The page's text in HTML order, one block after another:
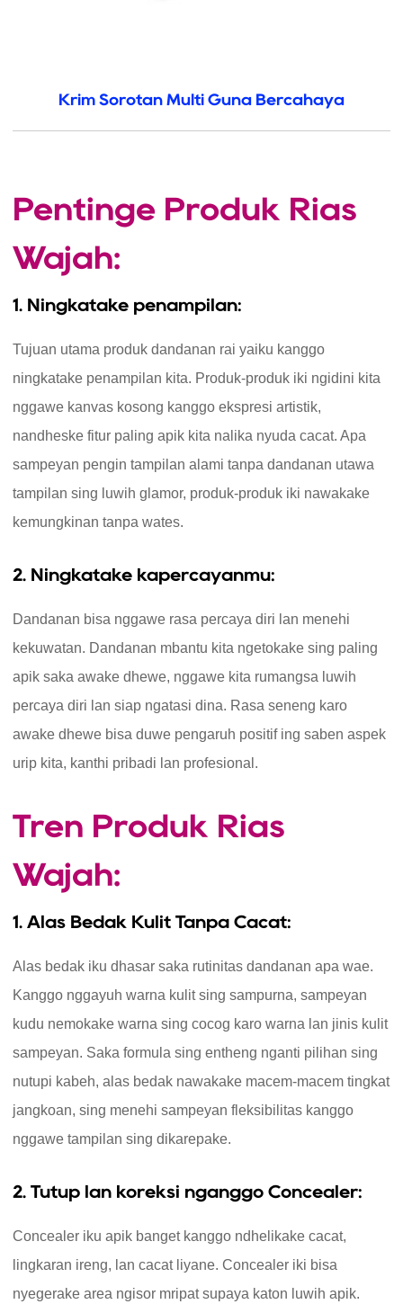
Krim Sorotan Multi Guna Bercahaya
Pentinge Produk Rias
Wajah:
1. Ningkatake penampilan:
Tujuan utama produk dandanan rai yaiku kanggo
ningkatake penampilan kita. Produk-produk iki ngidini kita
nggawe kanvas kosong kanggo ekspresi artistik,
nandheske fitur paling apik kita nalika nyuda cacat. Apa
sampeyan pengin tampilan alami tanpa dandanan utawa
tampilan sing luwih glamor, produk-produk iki nawakake
kemungkinan tanpa wates.
2. Ningkatake kapercayanmu:
Dandanan bisa nggawe rasa percaya diri lan menehi
kekuwatan. Dandanan mbantu kita ngetokake sing paling
apik saka awake dhewe, nggawe kita rumangsa luwih
percaya diri lan siap ngatasi dina. Rasa seneng karo
awake dhewe bisa duwe pengaruh positif ing saben aspek
urip kita, kanthi pribadi lan profesional.
Tren Produk Rias
Wajah:
1. Alas Bedak Kulit Tanpa Cacat:
Alas bedak iku dhasar saka rutinitas dandanan apa wae.
Kanggo nggayuh warna kulit sing sampurna, sampeyan
kudu nemokake warna sing cocog karo warna lan jinis kulit
sampeyan. Saka formula sing entheng nganti pilihan sing
nutupi kabeh, alas bedak nawakake macem-macem tingkat
jangkoan, sing menehi sampeyan fleksibilitas kanggo
nggawe tampilan sing dikarepake.
2. Tutup lan koreksi nganggo Concealer:
Concealer iku apik banget kanggo ndhelikake cacat,
lingkaran ireng, lan cacat liyane. Concealer iki bisa
nyegerake area ngisor mripat supaya katon luwih apik.